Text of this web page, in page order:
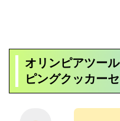
オリンピアツー
ピングクッカー